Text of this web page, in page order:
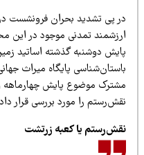
پی تشدید بحران‌ فرونشست در
تمدنی موجود در این
دوشنبه گذشته اساتید
پایگاه میراث جهانی
موضوع پایش چهارماهه و
را مورد بررسی قرار دادند.
یا کعبه زرتشت